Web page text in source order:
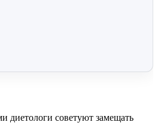
диетологи советуют замещать